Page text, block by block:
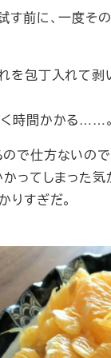
す前に、一度そ
を包丁入れて剥
時間かかる……。
で仕方ないので
ってしまった気
りすぎだ。